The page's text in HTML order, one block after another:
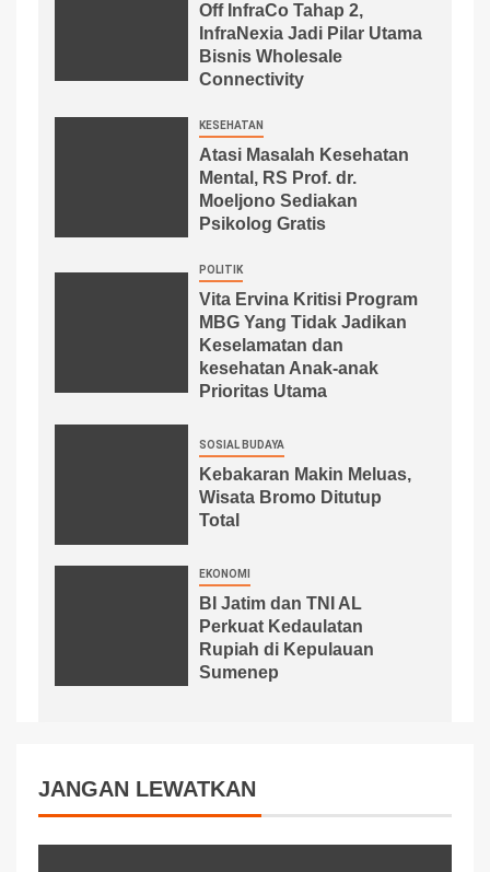
Off InfraCo Tahap 2,
InfraNexia Jadi Pilar Utama
Bisnis Wholesale
Connectivity
KESEHATAN
Atasi Masalah Kesehatan
Mental, RS Prof. dr.
Moeljono Sediakan
Psikolog Gratis
POLITIK
Vita Ervina Kritisi Program
MBG Yang Tidak Jadikan
Keselamatan dan
kesehatan Anak-anak
Prioritas Utama
SOSIAL BUDAYA
Kebakaran Makin Meluas,
Wisata Bromo Ditutup
Total
EKONOMI
BI Jatim dan TNI AL
Perkuat Kedaulatan
Rupiah di Kepulauan
Sumenep
JANGAN LEWATKAN